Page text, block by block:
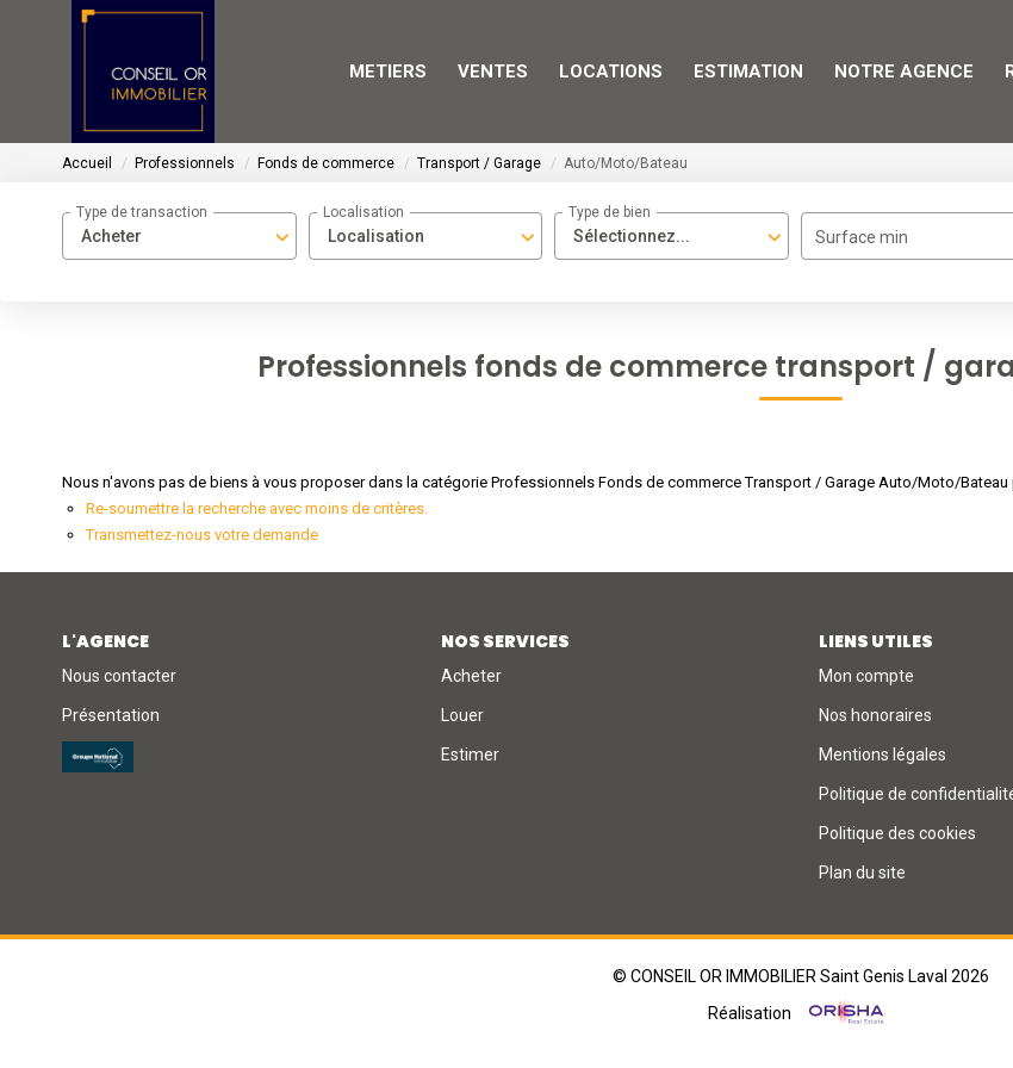
METIERS VENTES LOCATIONS ESTIMATION NOTRE AGENCE
Accueil Professionnels Fonds de commerce Transport / Garage Auto/Moto/Bateau
Acheter
Type de transaction
Localisation
Localisation
Sélectionnez...
Type de bien
Surface min
Professionnels fonds de commerce transport /
Nous n'avons pas de biens à vous proposer dans la catégorie Professionnels Fonds de commerce Transport / Garage Auto/Moto/
Re-soumettre la recherche avec moins de critères.
Transmettez-nous votre demande
L'AGENCE
Nous contacter
Présentation
NOS SERVICES
Acheter
Louer
Estimer
LIENS UTILES
Mon compte
Nos honoraires
Mentions légales
Politique de
Politique des cookies
Plan du site
© CONSEIL OR IMMOBILIER Saint Genis Laval 2026
Réalisation